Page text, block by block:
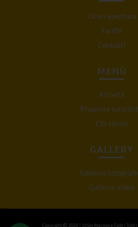
Orari apertura
Tariffe
Contatti
MENÙ
Attività
Proposte
Chi siamo
GALLERY
Galleria
Galleria video
Copyright 2020 | 165m-Marmore Falls | Tutti